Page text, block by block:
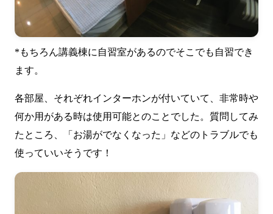
*もちろん講義棟に自習室があるのでそこでも自習でき
ます。
各部屋、それぞれインターホンが付いていて、非常時や
何か用がある時は使用可能とのことでした。質問してみ
たところ、「お湯がでなくなった」などのトラブルでも
使っていいそうです！